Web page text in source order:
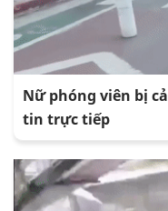
Nữ phóng viên bị
tin trực tiếp